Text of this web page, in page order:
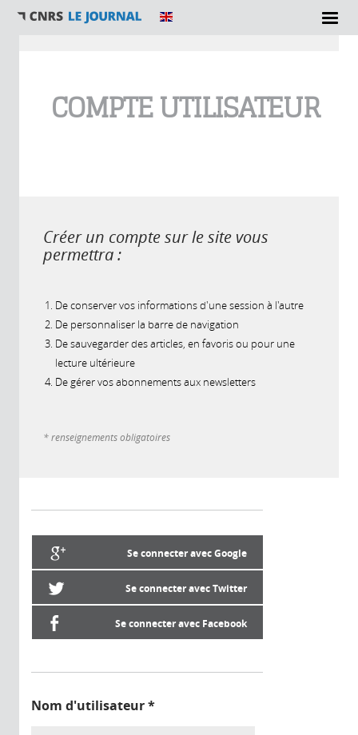
COMPTE UTILISATEUR
Créer un compte sur le site vous
permettra :
De conserver vos informations d'une session à l'autre
De personnaliser la barre de navigation
De sauvegarder des articles, en favoris ou pour une
lecture ultérieure
De gérer vos abonnements aux newsletters
* renseignements obligatoires
Se connecter avec Google
Se connecter avec Twitter
Se connecter avec Facebook
Nom d'utilisateur*